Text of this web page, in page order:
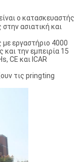
ο κατασκευαστής
ασιατική και
εργαστήριο 4000
την εμπειρία 15
CE και ICAR
τις pringting